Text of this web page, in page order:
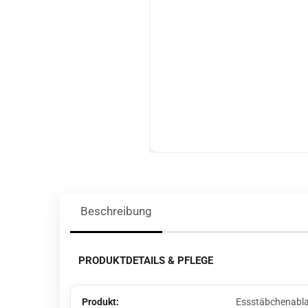
Beschreibung
PRODUKTDETAILS & PFLEGE
Produkt: